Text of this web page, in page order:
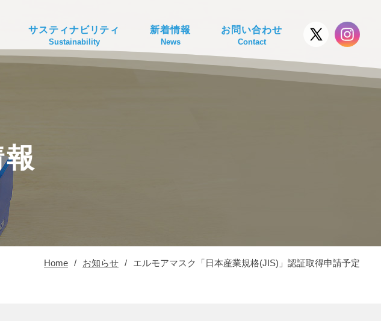
サスティナビリティ
Sustainability
新着情報
News
お問い合わせ
Contact
Home / お知らせ / エルモアマスク「日本産業規格(JIS)」認証取得申請予定